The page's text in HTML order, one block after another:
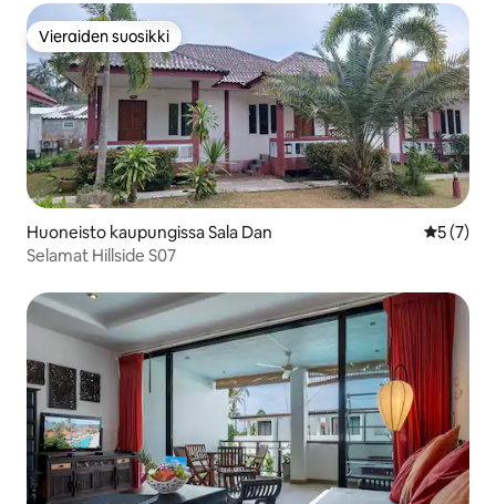
Vieraiden suosikki
Vieraiden suosikki
Huoneisto kaupungissa Sala Dan
5 (7)
Selamat Hillside S07